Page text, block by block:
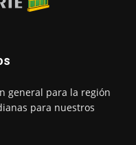
general para la región
para nuestros